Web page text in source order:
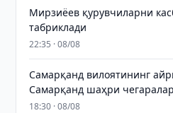
Мирзиёев қурувчиларни
табриклади
22:35 · 08/08
Самарқанд вилоятининг
Самарқанд шаҳри
18:30 · 08/08